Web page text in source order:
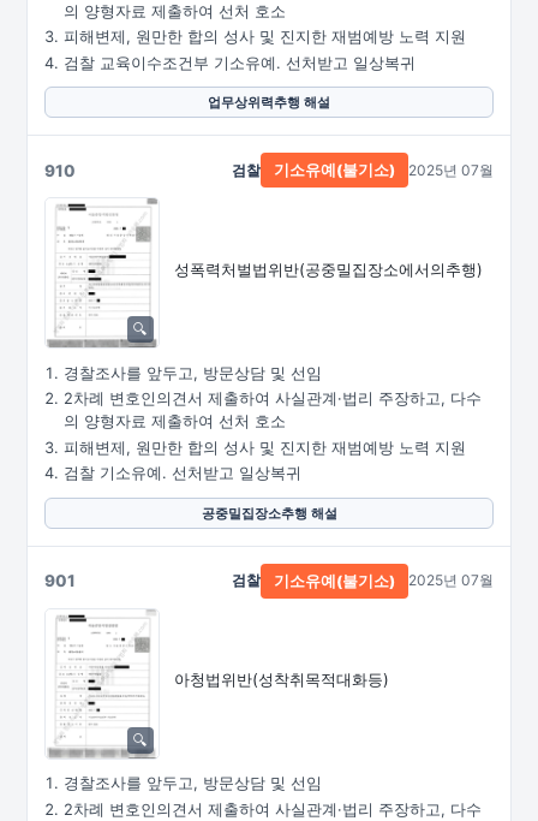
의 양형자료 제출하여 선처 호소
피해변제, 원만한 합의 성사 및 진지한 재범예방 노력 지원
검찰 교육이수조건부 기소유예. 선처받고 일상복귀
업무상위력추행 해설
910
성폭력처벌법위반(공중밀집장소에서의추행)
검찰 기소유예(불기소) 2025년 07월
경찰조사를 앞두고, 방문상담 및 선임
2차례 변호인의견서 제출하여 사실관계·법리 주장하고, 다수
의 양형자료 제출하여 선처 호소
피해변제, 원만한 합의 성사 및 진지한 재범예방 노력 지원
검찰 기소유예. 선처받고 일상복귀
공중밀집장소추행 해설
901
아청법위반(성착취목적대화등)
검찰 기소유예(불기소) 2025년 07월
경찰조사를 앞두고, 방문상담 및 선임
2차례 변호인의견서 제출하여 사실관계·법리 주장하고, 다수